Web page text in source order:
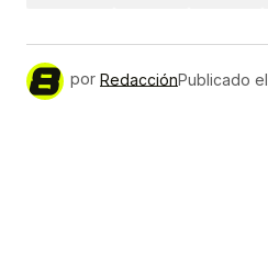
por RedacciónPublicado el